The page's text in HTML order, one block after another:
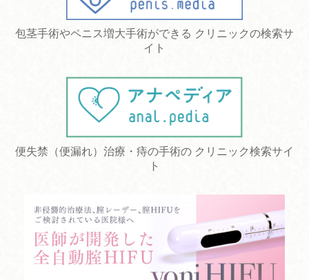
包茎手術やペニス増大手術ができる クリニックの検索サ
イト
便失禁（便漏れ）治療・痔の手術の クリニック検索サイ
ト